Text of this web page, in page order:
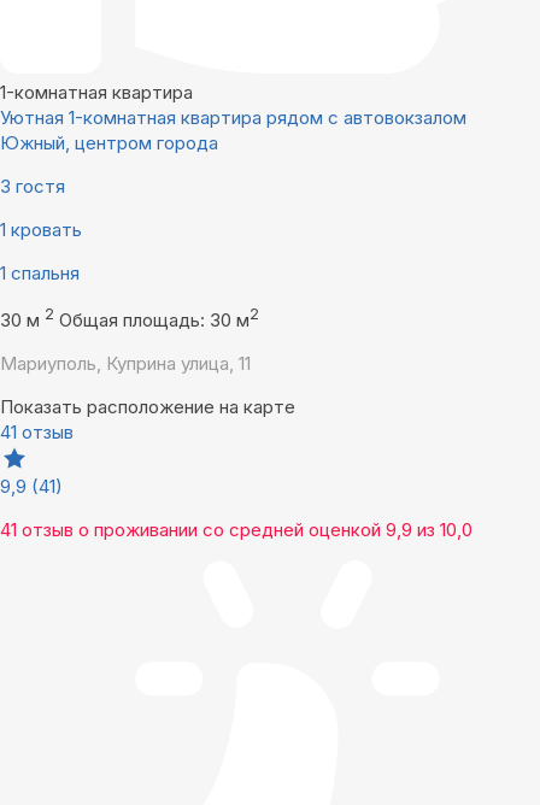
1-комнатная квартира
Уютная 1-комнатная квартира рядом с автовокзалом
Южный, центром города
3 гостя
1 кровать
1 спальня
30 м 2 Общая площадь: 30 м2
Мариуполь, Куприна улица, 11
Показать расположение на карте
41 отзыв
9,9 (41)
41 отзыв о проживании со средней оценкой 9,9 из 10,0